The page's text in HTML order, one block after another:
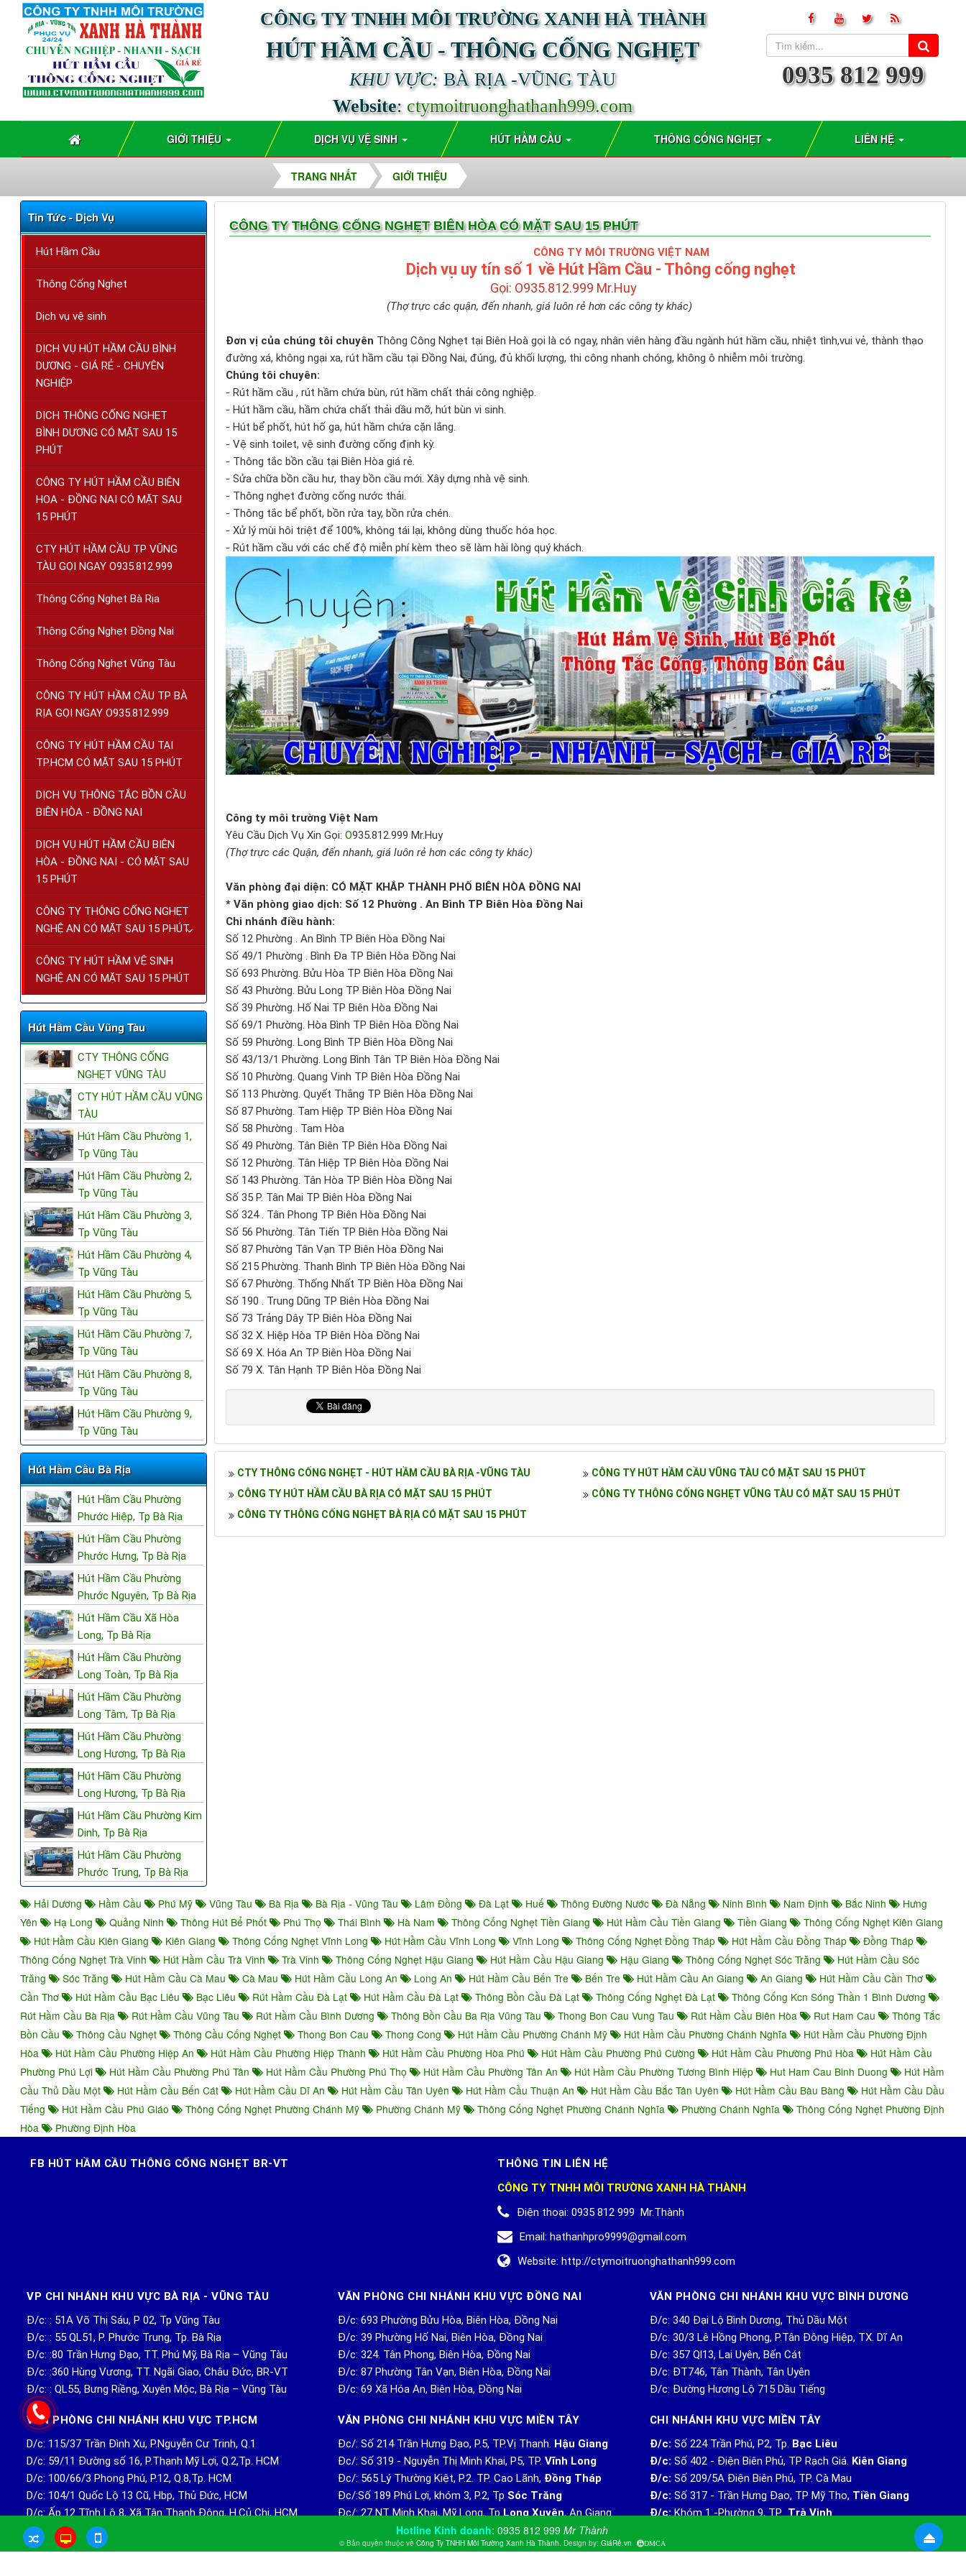
CÔNG TY TNHH MÔI TRƯỜNG XANH HÀ THÀNH
HÚT HẦM CẦU - THÔNG CỐNG NGHẸT
KHU VỰC:BÀ RỊA -VŨNG TÀU
Website: ctymoitruonghathanh999.com
0935 812 999
GIỚI THIỆU DỊCH VỤ VỆ SINH HÚT HẦM CẦU THÔNG CỐNG NGHẸT LIÊN HỆ
TRANG NHẤT GIỚI THIỆU
CÔNG TY THÔNG CỐNG NGHẸT BIÊN HÒA CÓ MẶT SAU 15 PHÚT
CÔNG TY MÔI TRƯỜNG VIỆT NAM
Dịch vụ uy tín số 1 về Hút Hầm Cầu - Thông cống nghẹt
Gọi: O935.812.999 Mr.Huy
(Thợ trực các quận, đến nhanh, giá luôn rẻ hơn các công ty khác)
Đơn vị của chúng tôi chuyên Thông Công Nghẹt tại Biên Hoà gọi là có ngay, nhân viên hàng đầu ngành hút hầm cầu, nhiệt tình,vui vẻ, thành thạo
đường xá, không ngại xa, rút hầm cầu tại Đồng Nai, đúng, đủ khối lượng, thi công nhanh chóng, không ô nhiễm môi trường.
Chúng tôi chuyên:
- Rút hầm cầu , rút hầm chứa bùn, rút hầm chất thải công nghiệp.
- Hút hầm cầu, hầm chứa chất thải dầu mỡ, hút bùn vi sinh.
- Hút bể phốt, hút hố ga, hút hầm chứa cặn lắng.
- Vệ sinh toilet, vệ sinh đường cống định kỳ.
- Thông tắc bồn cầu tại Biên Hòa giá rẻ.
- Sửa chữa bồn cầu hư, thay bồn cầu mới. Xây dựng nhà vệ sinh.
- Thông nghẹt đường cống nước thải.
- Thông tắc bể phốt, bồn rửa tay, bồn rửa chén.
- Xử lý mùi hôi triệt để 100%, không tái lại, không dùng thuốc hóa học.
- Rút hầm cầu với các chế độ miễn phí kèm theo sẽ làm hài lòng quý khách.
Công ty môi trường Việt Nam
Yêu Cầu Dịch Vụ Xin Gọi:O935.812.999 Mr.Huy
(Thợ trực các Quận, đến nhanh, giá luôn rẻ hơn các công ty khác)
Văn phòng đại diện: CÓ MẶT KHẮP THÀNH PHỐ BIÊN HÒA ĐỒNG NAI
* Văn phòng giao dịch: Số 12 Phường . An Bình TP Biên Hòa Đồng Nai
Chi nhánh điều hành:
Số 12 Phường . An Bình TP Biên Hòa Đồng Nai
Số 49/1 Phường . Bình Đa TP Biên Hòa Đồng Nai
Số 693 Phường. Bửu Hòa TP Biên Hòa Đồng Nai
Số 43 Phường. Bửu Long TP Biên Hòa Đồng Nai
Số 39 Phường. Hố Nai TP Biên Hòa Đồng Nai
Số 69/1 Phường. Hòa Bình TP Biên Hòa Đồng Nai
Số 59 Phường. Long Bình TP Biên Hòa Đồng Nai
Số 43/13/1 Phường. Long Bình Tân TP Biên Hòa Đồng Nai
Số 10 Phường. Quang Vinh TP Biên Hòa Đồng Nai
Số 113 Phường. Quyết Thắng TP Biên Hòa Đồng Nai
Số 87 Phường. Tam Hiệp TP Biên Hòa Đồng Nai
Số 58 Phường . Tam Hòa
Số 49 Phường. Tân Biên TP Biên Hòa Đồng Nai
Số 12 Phường. Tân Hiệp TP Biên Hòa Đồng Nai
Số 143 Phường. Tân Hòa TP Biên Hòa Đồng Nai
Số 35 P. Tân Mai TP Biên Hòa Đồng Nai
Số 324 . Tân Phong TP Biên Hòa Đồng Nai
Số 56 Phường. Tân Tiến TP Biên Hòa Đồng Nai
Số 87 Phường Tân Vạn TP Biên Hòa Đồng Nai
Số 215 Phường. Thanh Bình TP Biên Hòa Đồng Nai
Số 67 Phường. Thống Nhất TP Biên Hòa Đồng Nai
Số 190 . Trung Dũng TP Biên Hòa Đồng Nai
Số 73 Trảng Dây TP Biên Hòa Đồng Nai
Số 32 X. Hiệp Hòa TP Biên Hòa Đồng Nai
Số 69 X. Hóa An TP Biên Hòa Đồng Nai
Số 79 X. Tân Hạnh TP Biên Hòa Đồng Nai
CTY THÔNG CỐNG NGHẸT - HÚT HẦM CẦU BÀ RỊA -VŨNG TÀU
CÔNG TY HÚT HẦM CẦU VŨNG TÀU CÓ MẶT SAU 15 PHÚT
CÔNG TY HÚT HẦM CẦU BÀ RỊA CÓ MẶT SAU 15 PHÚT
CÔNG TY THÔNG CỐNG NGHẸT VŨNG TÀU CÓ MẶT SAU 15 PHÚT
CÔNG TY THÔNG CỐNG NGHẸT BÀ RỊA CÓ MẶT SAU 15 PHÚT
Tin Tức - Dịch Vụ
Hút Hầm Cầu
Thông Cống Nghẹt
Dịch vụ vệ sinh
DỊCH VỤ HÚT HẦM CẦU BÌNH
DƯƠNG - GIÁ RẺ - CHUYÊN
NGHIỆP
DỊCH THÔNG CỐNG NGHẸT
BÌNH DƯƠNG CÓ MẶT SAU 15
PHÚT
CÔNG TY HÚT HẦM CẦU BIÊN
HOA - ĐỒNG NAI CÓ MẶT SAU
15 PHÚT
CTY HÚT HẦM CẦU TP VŨNG
TÀU GỌI NGAY O935.812.999
Thông Cống Nghẹt Bà Rịa
Thông Cống Nghẹt Đồng Nai
Thông Cống Nghẹt Vũng Tàu
CÔNG TY HÚT HẦM CẦU TP BÀ
RỊA GỌI NGAY O935.812.999
CÔNG TY HÚT HẦM CẦU TẠI
TP.HCM CÓ MẶT SAU 15 PHÚT
DỊCH VỤ THÔNG TẮC BỒN CẦU
BIÊN HÒA - ĐỒNG NAI
DỊCH VỤ HÚT HẦM CẦU BIÊN
HÒA - ĐỒNG NAI - CÓ MẶT SAU
15 PHÚT
CÔNG TY THÔNG CỐNG NGHẸT
NGHỆ AN CÓ MẶT SAU 15 PHÚT
CÔNG TY HÚT HẦM VỆ SINH
NGHỆ AN CÓ MẶT SAU 15 PHÚT
Hút Hầm Cầu Vũng Tàu
CTY THÔNG CỐNG
NGHẸT VŨNG TÀU
CTY HÚT HẦM CẦU VŨNG
TÀU
Hút Hầm Cầu Phường 1,
Tp Vũng Tàu
Hút Hầm Cầu Phường 2,
Tp Vũng Tàu
Hút Hầm Cầu Phường 3,
Tp Vũng Tàu
Hút Hầm Cầu Phường 4,
Tp Vũng Tàu
Hút Hầm Cầu Phường 5,
Tp Vũng Tàu
Hút Hầm Cầu Phường 7,
Tp Vũng Tàu
Hút Hầm Cầu Phường 8,
Tp Vũng Tàu
Hút Hầm Cầu Phường 9,
Tp Vũng Tàu
Hút Hầm Cầu Bà Rịa
Hút Hầm Cầu Phường
Phước Hiệp, Tp Bà Rịa
Hút Hầm Cầu Phường
Phước Hưng, Tp Bà Rịa
Hút Hầm Cầu Phường
Phước Nguyên, Tp Bà Rịa
Hút Hầm Cầu Xã Hòa
Long, Tp Bà Rịa
Hút Hầm Cầu Phường
Long Toàn, Tp Bà Rịa
Hút Hầm Cầu Phường
Long Tâm, Tp Bà Rịa
Hút Hầm Cầu Phường
Long Hương, Tp Bà Rịa
Hút Hầm Cầu Phường
Long Hương, Tp Bà Rịa
Hút Hầm Cầu Phường Kim
Dinh, Tp Bà Rịa
Hút Hầm Cầu Phường
Phước Trung, Tp Bà Rịa
Hải Dương Hầm Cầu Phú Mỹ Vũng Tàu Bà Rịa Bà Rịa - Vũng Tàu Lâm Đồng Đà Lạt Huế Thông Đường Nước Đà Nẵng Ninh Bình Nam Định Bắc Ninh
Hưng
Yên
Hạ Long Quảng Ninh Thông Hút Bể Phốt Phú Thọ Thái Bình Hà Nam Thông Cống Nghẹt Tiền Giang Hút Hầm Cầu Tiền Giang Tiền Giang
Thông Cống Nghẹt Kiên Giang
Hút Hầm Cầu Kiên Giang
Kiên Giang Thông Cống Nghẹt Vĩnh Long Hút Hầm Cầu Vĩnh Long Vĩnh Long Thông Cống Nghẹt Đồng Tháp Hút Hầm Cầu Đồng Tháp
Đồng Tháp
Thông Cống Nghẹt Trà Vinh
Hút Hầm Cầu Trà Vinh Trà Vinh Thông Cống Nghẹt Hậu Giang Hút Hầm Cầu Hậu Giang Hậu Giang Thông Cống Nghẹt Sóc Trăng
Hút Hầm Cầu Sóc
Trăng
Sóc Trăng Hút Hầm Cầu Cà Mau Cà Mau Hút Hầm Cầu Long An Long An Hút Hầm Cầu Bến Tre Bến Tre Hút Hầm Cầu An Giang An Giang
Hút Hầm Cầu Cần Thơ
Cần Thơ
Hút Hầm Cầu Bạc Liêu Bạc Liêu Rút Hầm Cầu Đà Lạt Hút Hầm Cầu Đà Lạt Thông Bồn Cầu Đà Lạt Thông Cống Nghẹt Đà Lạt
Thông Cống Kcn Sóng Thần 1 Bình Dương
Rút Hầm Cầu Bà Rịa
Rút Hầm Cầu Vũng Tàu Rút Hầm Cầu Bình Dương Thông Bồn Cầu Ba Rịa Vũng Tàu Thong Bon Cau Vung Tau Rút Hầm Cầu Biên Hòa Rut Ham Cau
Thông Tắc
Bồn Cầu
Thông Cầu Nghẹt Thông Cầu Cống Nghẹt Thong Bon Cau Thong Cong Hút Hầm Cầu Phường Chánh Mỹ Hút Hầm Cầu Phường Chánh Nghĩa
Hút Hầm Cầu Phường Định
Hòa
Hút Hầm Cầu Phường Hiệp An Hút Hầm Cầu Phường Hiệp Thành Hút Hầm Cầu Phường Hòa Phú Hút Hầm Cầu Phường Phú Cường Hút Hầm Cầu Phường Phú Hòa
Hút Hầm Cầu
Phường Phú Lợi
Hút Hầm Cầu Phường Phú Tân Hút Hầm Cầu Phường Phú Thọ Hút Hầm Cầu Phường Tân An Hút Hầm Cầu Phường Tương Bình Hiệp Hut Ham Cau Binh Duong
Hút Hầm
Cầu Thủ Dầu Một
Hút Hầm Cầu Bến Cát Hút Hầm Cầu Dĩ An Hút Hầm Cầu Tân Uyên Hút Hầm Cầu Thuận An Hút Hầm Cầu Bắc Tân Uyên Hút Hầm Cầu Bàu Bàng
Hút Hầm Cầu Dầu
Tiếng
Hút Hầm Cầu Phú Giáo Thông Cống Nghẹt Phường Chánh Mỹ Phường Chánh Mỹ Thông Cống Nghẹt Phường Chánh Nghĩa Phường Chánh Nghĩa
Thông Cống Nghẹt Phường Định
Hòa
Phường Định Hòa
FB HÚT HẦM CẦU THÔNG CỐNG NGHẸT BR-VT
THÔNG TIN LIÊN HỆ
CÔNG TY TNHH MÔI TRƯỜNG XANH HÀ THÀNH
Điện thoại: 0935 812 999 Mr.Thành
Email: hathanhpro9999@gmail.com
Website: http://ctymoitruonghathanh999.com
VP CHI NHÁNH KHU VỰC BÀ RỊA - VŨNG TÀU
Đ/c: : 51A Võ Thị Sáu, P 02, Tp Vũng Tàu
Đ/c: : 55 QL51, P. Phước Trung, Tp. Bà Rịa
Đ/c: :80 Trần Hưng Đạo, TT. Phú Mỹ, Bà Rịa – Vũng Tàu
Đ/c: :360 Hùng Vương, TT. Ngãi Giao, Châu Đức, BR-VT
Đ/c: : QL55, Bưng Riềng, Xuyên Mộc, Bà Rịa – Vũng Tàu
VĂN PHÒNG CHI NHÁNH KHU VỰC TP.HCM
D/c: 115/37 Trần Đình Xu, P.Nguyễn Cư Trinh, Q.1
D/c: 59/11 Đường số 16, P.Thạnh Mỹ Lợi, Q.2,Tp. HCM
D/c: 100/66/3 Phong Phú, P.12, Q.8,Tp. HCM
D/c: 104/1 Quốc Lộ 13 Cũ, Hbp, Thủ Đức, HCM
D/c: Ấp 12 Tĩnh Lộ 8, Xã Tân Thạnh Đông, H.Củ Chi, HCM
VĂN PHÒNG CHI NHÁNH KHU VỰC ĐỒNG NAI
Đ/c: 693 Phường Bửu Hòa, Biên Hòa, Đồng Nai
Đ/c: 39 Phường Hố Nai, Biên Hòa, Đồng Nai
Đ/c: 324. Tân Phong, Biên Hòa, Đồng Nai
Đ/c: 87 Phường Tân Vạn, Biên Hòa, Đồng Nai
Đ/c: 69 Xã Hóa An, Biên Hòa, Đồng Nai
VĂN PHÒNG CHI NHÁNH KHU VỰC MIỀN TÂY
Đc/: Số 214 Trần Hưng Đạo, P.5, TP.Vị Thanh. Hậu Giang
Đc/: Số 319 - Nguyễn Thị Minh Khai, P5, TP.Vĩnh Long
Đc/: 565 Lý Thường Kiệt, P.2. TP. Cao Lãnh, Đồng Tháp
Đc/:Số 189 Phú Lợi, khóm 3, P.2, Tp Sóc Trăng
Đc/: 27 NT Minh Khai, Mỹ Long, TpLong Xuyên, An Giang
VĂN PHÒNG CHI NHÁNH KHU VỰC BÌNH DƯƠNG
Đ/c: 340 Đại Lộ Bình Dương, Thủ Dầu Một
Đ/c: 30/3 Lê Hồng Phong, P.Tân Đông Hiệp, TX. Dĩ An
Đ/c: 357 Ql13, Lai Uyên, Bến Cát
Đ/c: ĐT746, Tân Thành, Tân Uyên
Đ/c: Đường Hương Lộ 715 Dầu Tiếng
CHI NHÁNH KHU VỰC MIỀN TÂY
Đ/c: Số 224 Trần Phú, P2, Tp. Bạc Liêu
Đ/c: Số 402 - Điện Biên Phủ, TP Rạch Giá. Kiên Giang
Đ/c: Số 209/5A Điện Biên Phủ, TP. Cà Mau
Đ/c: Số 317 - Trần Hưng Đạo, TP Mỹ Tho, Tiền Giang
Đ/c:Khóm 1 -Phường 9, TPTrà Vinh
Hotline Kinh doanh:0935 812 999 Mr Thành
© Bản quyền thuộc về Công Ty TNHH Môi Trường Xanh Hà Thành. Design by: GiáRẻ.vn DMCA